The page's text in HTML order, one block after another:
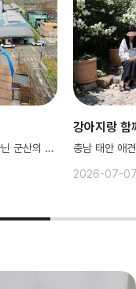
유명 관광지가 아닌 군산의 공간들✨
강아지랑 함
2026-07-